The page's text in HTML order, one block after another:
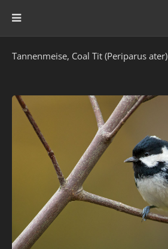
Tannenmeise, Coal Tit (Periparus ater)